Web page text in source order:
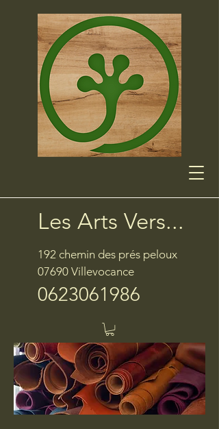
Les Arts Vers...
192 chemin des prés peloux
07690 Villevocance
0623061986